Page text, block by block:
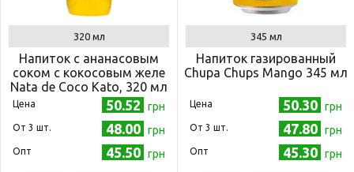
320 мл
Напиток с ананасовым
соком с кокосовым желе
Nata de Coco Kato, 320 мл
Цена 50.52 грн
Oт 3 шт. 48.00 грн
Опт 45.50 грн
345 мл
Напиток газированный
Chupa Chups Mango 345 мл
Цена 50.30 грн
Oт 3 шт. 47.80 грн
Опт 45.30 грн